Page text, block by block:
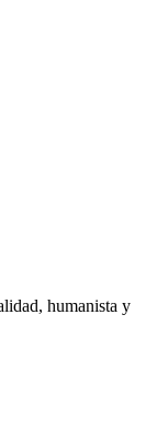
humanista y